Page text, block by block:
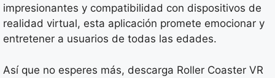
impresionantes y compatibilidad con dispositivos de
realidad virtual, esta aplicación promete emocionar y
entretener a usuarios de todas las edades.
Así que no esperes más, descarga Roller Coaster VR